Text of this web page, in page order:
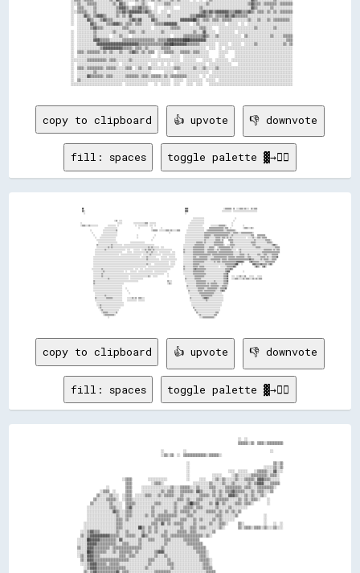
  ░░░░▒▒░░░░▒▒▒▒▒▒░░░░░░░░░░▒▒░░▓▓▒▒░░    ░░░░▒▒░░    ░░░░░░▒▒▒▒░░░░░░░░░░░░░░░░░░░░░░▒▒░░░░░░░░░░░░░░░░░░░░░░░░▒▒▓▓▒▒▒▒░░▒▒▒▒▒▒▒▒░░▒▒▒▒▒▒▒▒
  ░░  ▒▒▒▒░░░░░░▒▒░░░░░░░░░░░░▒▒▓▓▓▓▒▒░░▒▒▒▒▓▓▒▒▒▒░░  ░░    ░░░░░░    ░░░░░░░░░░░░▒▒░░░░░░░░░░░░░░░░░░░░░░░░░░░░░░▓▓▒▒░░░░░░░░▒▒░░░░░░░░░░░░
  ░░░░▒▒▒▒▒▒░░░░▒▒░░░░░░░░░░░░▒▒▒▒▓▓▒▒▓▓▓▓▓▓▓▓▒▒▓▓▒▒░░░░  ░░░░  ░░░░░░░░░░░░░░░░░░▒▒▓▓▒▒▓▓▒▒▓▓▓▓▓▓▓▓▒▒▒▒▓▓▓▓▒▒▒▒▓▓▒▒░░▒▒▒▒░░▒▒░░▒▒░░▒▒▒▒▒▒▒▒
  ░░  ░░░░▓▓▒▒░░▒▒▓▓▓▓▒▒░░░░░░▒▒░░▒▒░░▓▓░░░░░░░░░░▒▒▒▒░░░░░░░░▒▒░░░░░░░░░░░░▒▒▒▒▓▓▓▓▓▓▒▒▒▒░░▒▒▒▒▒▒▓▓▒▒▓▓▒▒▒▒▒▒▒▒░░░░░░░░░░░░░░░░░░░░░░░░░░░░
  ░░  ░░░░░░▓▓▒▒░░░░▒▒▓▓▒▒▒▒░░░░░░░░░░▒▒▓▓▒▒▓▓░░░░░░▓▓▒▒░░░░░░░░░░░░░░▓▓▓▓▓▓▓▓██▒▒░░▒▒▒▒░░▒▒▒▒░░▒▒▒▒▒▒░░░░░░░░░░▒▒░░░░▒▒░░░░▒▒░░▒▒▒▒▒▒▒▒▒▒░░
  ░░  ░░░░░░░░▓▓▒▒░░░░░░▒▒▒▒▓▓▓▓▒▒░░▒▒▒▒░░▒▒▒▒░░░░░░░░▒▒▒▒▒▒▓▓▓▓▓▓▓▓░░░░░░░░  ░░▒▒░░░░░░░░░░░░░░░░  ░░░░░░  ░░  ░░░░░░░░░░░░░░░░░░░░░░░░░░░░
      ░░░░░░░░▒▒▓▓▒▒▒▒░░░░░░░░░░░░▒▒▒▒░░░░░░░░░░░░░░  ░░░░░░░░░░▒▒▒▒▒▒░░░░░░░░░░░░▒▒▒▒░░░░    ░░░░░░░░░░░░░░░░░░░░░░▒▒░░░░░░░░░░▒▒░░░░░░░░░░
  ░░  ░░░░░░░░░░▒▒░░░░░░░░░░▒▒░░░░░░░░▒▒▒▒░░░░▒▒░░░░░░░░░░▒▒░░░░░░░░░░░░░░░░░░▒▒░░░░▓▓░░░░░░  ░░░░░░░░░░  ░░░░░░░░░░░░░░░░░░░░░░░░░░░░░░░░░░
  ░░  ░░░░░░░░░░▒▒░░░░░░░░  ░░░░▒▒░░░░  ░░░░░░░░░░░░░░░░░░░░░░░░  ░░░░░░▒▒▒▒▒▒▒▒▒▒▒▒▓▓▒▒░░░░▒▒░░░░░░░░░░░░░░  ▒▒░░░░░░░░░░░░░░▒▒░░░░░░▒▒▒▒▒▒
  ░░  ░░░░░░░░░░▓▓▓▓▒▒▒▒▒▒░░░░░░░░▒▒▒▒▒▒▒▒▒▒▒▒▒▒▒▒▒▒▒▒░░▒▒▒▒▒▒▓▓▓▓▓▓▓▓▓▓████▓▓▓▓▓▓▓▓▓▓░░░░░░░░░░░░░░░░░░░░░░░░░░░░░░░░░░░░░░░░░░░░░░░░░░▒▒▒▒
  ░░  ░░░░░░░░░░░░▓▓▓▓▓▓▓▓▓▓▓▓▓▓▓▓▓▓▓▓▓▓▓▓▓▓▒▒▒▒▒▒▒▒▒▒▒▒▒▒▒▒▓▓▓▓██▓▓▓▓▓▓▓▓▒▒▒▒▒▒▒▒░░░░░░░░░░  ░░░░░░  ░░░░░░  ░░░░░░▒▒░░░░░░░░░░░░░░░░▒▒░░▒▒
  ░░  ░░░░░░░░░░░░░░▒▒▓▓▓▓▓▓▓▓▓▓▓▓▒▒▒▒▒▒░░▒▒▒▒░░▒▒░░░░░░░░▒▒▒▒▒▒░░░░░░░░░░░░░░░░░░░░░░  ░░░░  ░░  ░░░░░░░░░░░░░░░░░░░░░░░░░░░░░░░░░░░░░░░░░░
  ░░  ▒▒▒▒░░▒▒▒▒▒▒▒▒░░▒▒░░▒▒░░░░▒▒░░░░▒▒▓▓▒▒░░▒▒░░▒▒▒▒  ░░░░▒▒▒▒▒▒░░░░▒▒▒▒▒▒░░▒▒▒▒░░░░░░      ░░░░░░    ░░░░░░░░░░░░░░░░░░░░░░░░░░░░░░░░░░░░
  ░░░░░░░░░░▒▒▒▒▒▒▒▒▒▒▒▒░░▒▒▒▒░░░░░░░░▒▒░░░░░░░░░░░░░░░░░░░░░░░░░░░░░░  ░░░░░░░░    ░░░░░░  ░░░░░░░░  ░░░░░░░░░░░░░░░░░░░░░░░░░░░░░░░░░░░░░░
  ░░  ▒▒▒▒░░▒▒▒▒▒▒▒▒▒▒░░▒▒▒▒▒▒░░░░░░▒▒▒▒  ░░▒▒░░░░▒▒░░░░░░░░░░░░░░▒▒▒▒░░░░░░░░▒▒░░░░▒▒░░░░░░▒▒░░░░░░░░░░░░░░░░░░░░░░░░░░░░░░░░░░░░░░░░░░░░░░
  ░░  ░░░░░░░░░░▒▒░░░░░░░░░░░░░░░░░░░░░░░░░░░░░░░░░░        ░░░░░░  ░░░░░░░░░░░░░░░░░░░░  ░░░░░░░░░░░░░░░░░░░░░░░░░░░░░░░░░░░░░░░░░░░░░░░░░░
  ░░  ░░░░░░▓▓▒▒▒▒▒▒▒▒░░▒▒▒▒░░░░░░░░▒▒▒▒▒▒▒▒░░▒▒▒▒░░▒▒▒▒▒▒░░▒▒░░▒▒▒▒▒▒▒▒▒▒░░░░░░░░  ░░  ░░░░░░░░░░░░░░░░░░░░░░░░░░░░░░░░░░░░░░░░░░░░░░░░░░░░
  ░░  ▒▒░░░░░░░░░░░░░░░░░░░░░░░░░░░░░░░░░░░░░░░░░░░░░░░░░░░░░░░░  ░░░░░░  ░░░░░░░░░░  ░░░░░░  ░░░░░░░░░░░░░░░░░░░░░░░░░░░░░░░░░░░░░░░░░░░░░░
copy to clipboard 👍 upvote 👎 downvote
fill: spaces toggle palette ▓→✊🏽
copy to clipboard 👍 upvote 👎 downvote
fill: spaces toggle palette ▓→✊🏽